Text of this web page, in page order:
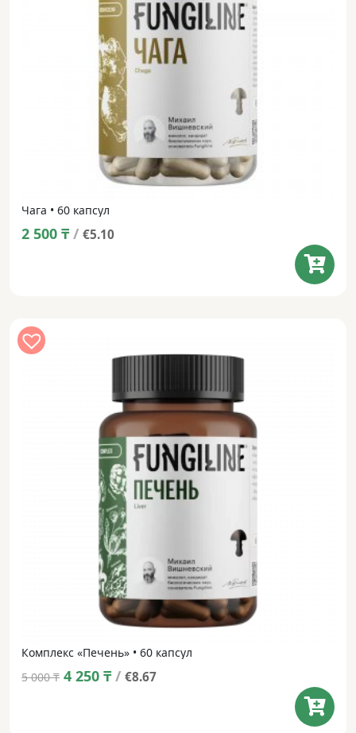
Чага • 60 капсул
2 500 ₸ / €5.10
Комплекс «Печень» • 60 капсул
5 000₸ Original
4 250 ₸Current
/ €8.67